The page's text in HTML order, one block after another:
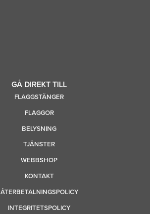
GÅ DIREKT TILL
FLAGGSTÄNGER
FLAGGOR
BELYSNING
TJÄNSTER
WEBBSHOP
KONTAKT
ÅTERBETALNINGSPOLICY
INTEGRITETSPOLICY